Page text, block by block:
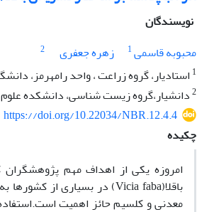
نویسندگان
محبوبه قاسمی1 زهره جعفری
2
1 استادیار، گروه زراعت ، واحد رامهرمز،
2دانشیار،گروه زیست شناسی، دانشکده علوم
https://doi.org/10.22034/NBR.12.4.4
چکیده
امروزه یکی از اهداف مهم
باقلا(Vicia faba
) در بسیاری از کشورها
معدنی و کلسیم حائز اهمیت است.